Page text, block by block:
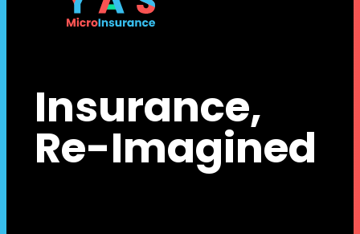
Insurance,
Re-Imagined